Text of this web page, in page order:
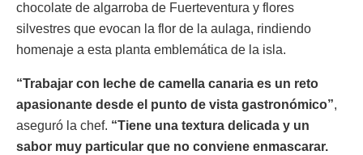
chocolate de algarroba de Fuerteventura y flores
silvestres que evocan la flor de la aulaga, rindiendo
homenaje a esta planta emblemática de la isla.
“Trabajar con leche de camella canaria es un reto
apasionante desde el punto de vista gastronómico”,
aseguró la chef. “Tiene una textura delicada y un
sabor muy particular que no conviene enmascarar.